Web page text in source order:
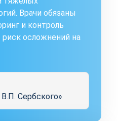
Врачи обязаны
и контроль
риск осложнений на
Сербского»